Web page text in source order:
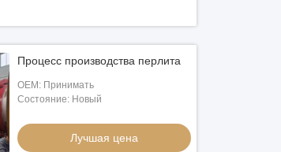
Процесс производства перлита
OEM: Принимать
Состояние: Новый
Лучшая цена